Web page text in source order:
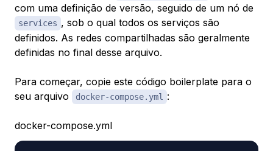
com uma definição de versão, seguido de um nó de
services , sob o qual todos os serviços são
definidos. As redes compartilhadas são geralmente
definidas no final desse arquivo.
Para começar, copie este código boilerplate para o
seu arquivo
docker-compose.yml :
docker-compose.yml